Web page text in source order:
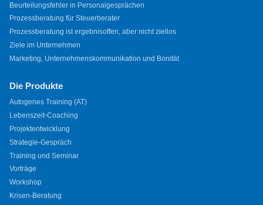
Beurteilungsfehler in Personalgesprächen
Prozessberatung für Steuerberater
Prozessberatung ist ergebnisoffen, aber nicht ziellos
Ziele im Unternehmen
Marketing, Unternehmenskommunikation und Bonität
Die Produkte
Autogenes Training (AT)
Lebenszeit-Coaching
Projektentwicklung
Strategie-Gespräch
Training und Seminar
Vorträge
Workshop
Krisen-Beratung